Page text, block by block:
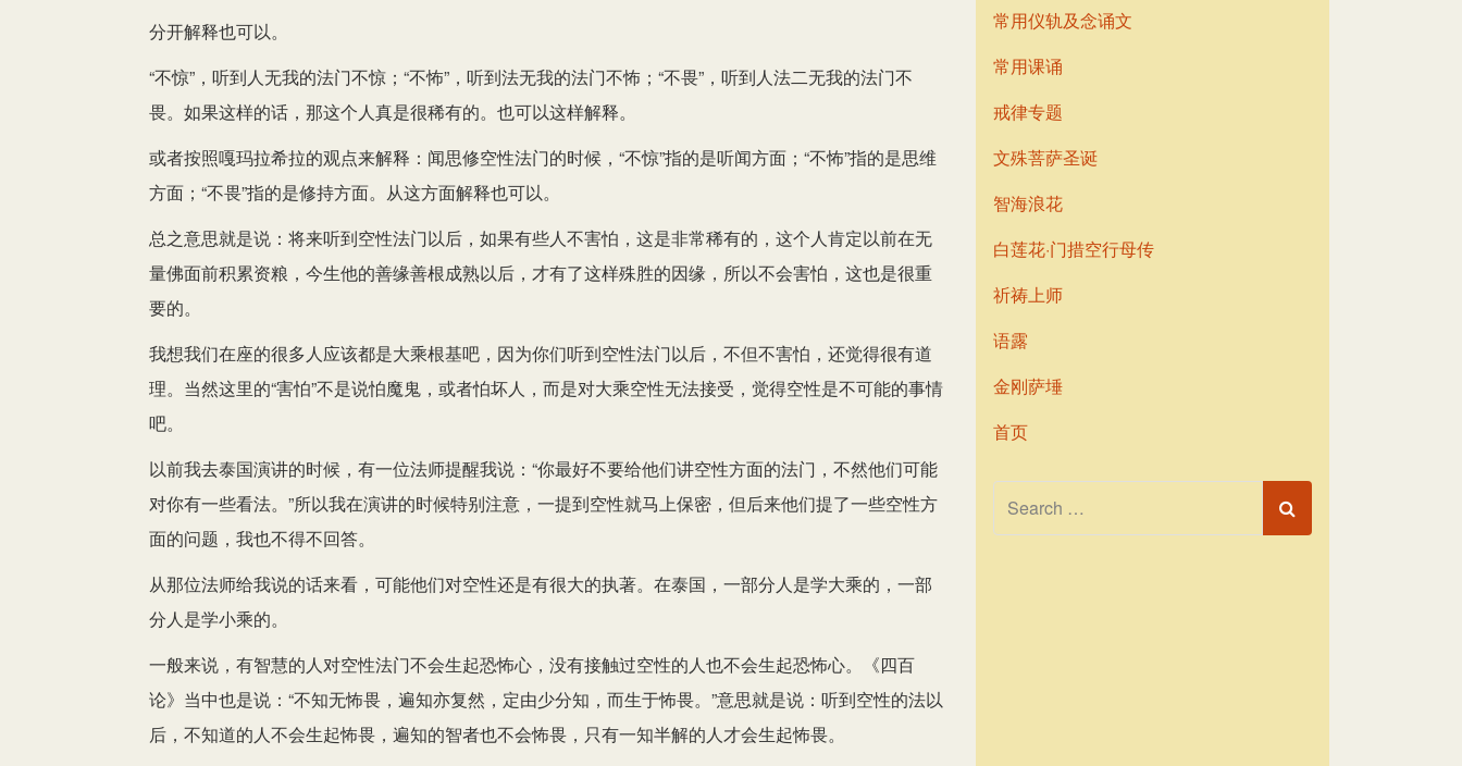
分开解释也可以。
“不惊”，听到人无我的法门不惊；“不怖”，听到法无我的法门不怖；“不畏”，听到人法二无我的法门不
畏。如果这样的话，那这个人真是很稀有的。也可以这样解释。
或者按照嘎玛拉希拉的观点来解释：闻思修空性法门的时候，“不惊”指的是听闻方面；“不怖”指的是思维
方面；“不畏”指的是修持方面。从这方面解释也可以。
总之意思就是说：将来听到空性法门以后，如果有些人不害怕，这是非常稀有的，这个人肯定以前在无
量佛面前积累资粮，今生他的善缘善根成熟以后，才有了这样殊胜的因缘，所以不会害怕，这也是很重
要的。
我想我们在座的很多人应该都是大乘根基吧，因为你们听到空性法门以后，不但不害怕，还觉得很有道
理。当然这里的“害怕”不是说怕魔鬼，或者怕坏人，而是对大乘空性无法接受，觉得空性是不可能的事情
吧。
以前我去泰国演讲的时候，有一位法师提醒我说：“你最好不要给他们讲空性方面的法门，不然他们可能
对你有一些看法。”所以我在演讲的时候特别注意，一提到空性就马上保密，但后来他们提了一些空性方
面的问题，我也不得不回答。
从那位法师给我说的话来看，可能他们对空性还是有很大的执著。在泰国，一部分人是学大乘的，一部
分人是学小乘的。
一般来说，有智慧的人对空性法门不会生起恐怖心，没有接触过空性的人也不会生起恐怖心。《四百
论》当中也是说：“不知无怖畏，遍知亦复然，定由少分知，而生于怖畏。”意思就是说：听到空性的法以
后，不知道的人不会生起怖畏，遍知的智者也不会怖畏，只有一知半解的人才会生起怖畏。
常用仪轨及念诵文
常用课诵
戒律专题
文殊菩萨圣诞
智海浪花
白莲花·门措空行母传
祈祷上师
语露
金刚萨埵
首页